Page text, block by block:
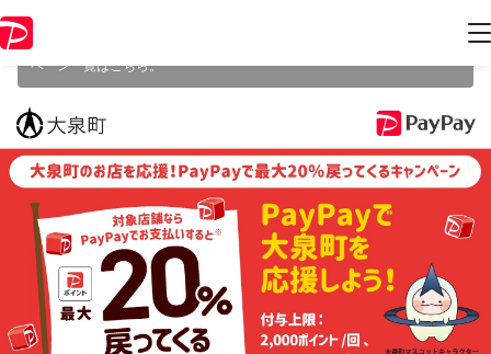
ジ内の情報はキャンペーン終了時点のものになります。
ペーン一覧はこちら。